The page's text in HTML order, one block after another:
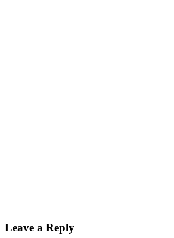
Leave a Reply